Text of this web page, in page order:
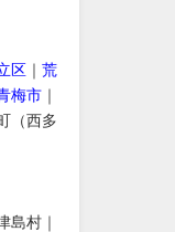
区｜ 荒
梅市｜
（西多
島村｜